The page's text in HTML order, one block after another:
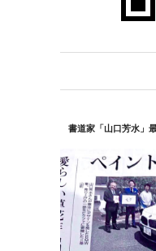
書道家「山口芳水」